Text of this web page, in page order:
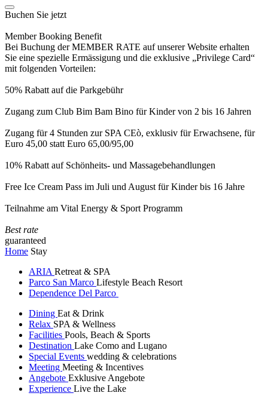
Buchen Sie jetzt
Member Booking Benefit
Bei Buchung der MEMBER RATE auf unserer Website erhalten
Sie eine spezielle Ermässigung und die exklusive „Privilege Card“
mit folgenden Vorteilen:
50% Rabatt auf die Parkgebühr
Zugang zum Club Bim Bam Bino für Kinder von 2 bis 16 Jahren
Zugang für 4 Stunden zur SPA CEò, exklusiv für Erwachsene, für
Euro 45,00 statt Euro 65,00/95,00
10% Rabatt auf Schönheits- und Massagebehandlungen
Free Ice Cream Pass im Juli und August für Kinder bis 16 Jahre
Teilnahme am Vital Energy & Sport Programm
Best rate
guaranteed
Home Stay
ARIA Retreat & SPA
Parco San Marco Lifestyle Beach Resort
Dependence Del Parco
Dining Eat & Drink
Relax SPA & Wellness
Facilities Pools, Beach & Sports
Destination Lake Como and Lugano
Special Events wedding & celebrations
Meeting Meeting & Incentives
Angebote Exklusive Angebote
Experience Live the Lake